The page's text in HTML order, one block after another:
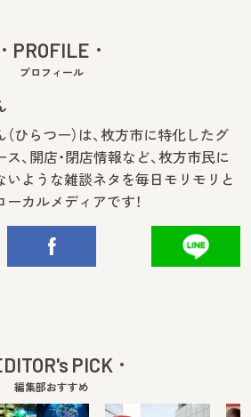
PROFILE
プロフィール
ひらつー）は、枚方市に特化したグ
、開店・閉店情報など、枚方市民に
いような雑談ネタを毎日モリモリと
カルメディアです！
PICK
編集部おすすめ